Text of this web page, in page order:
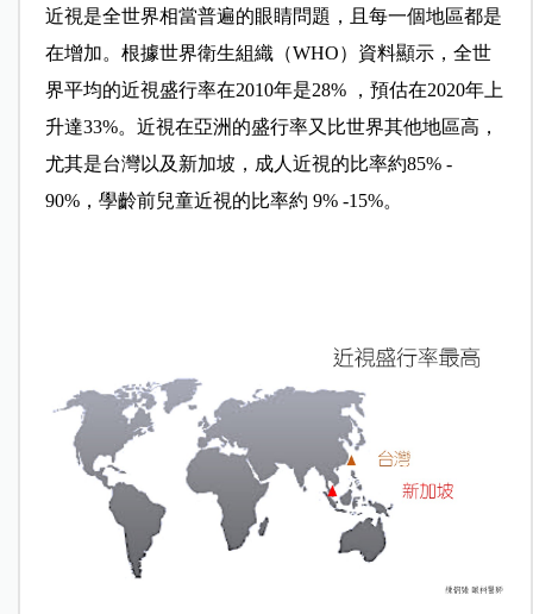
近視是全世界相當普遍的眼睛問題，且每一個地區都是
在增加。根據世界衛生組織（WHO）資料顯示，全世
界平均的近視盛行率在2010年是28% ，預估在2020年上
升達33%。近視在亞洲的盛行率又比世界其他地區高，
尤其是台灣以及新加坡，成人近視的比率約85% -
90%，學齡前兒童近視的比率約 9% -15%。